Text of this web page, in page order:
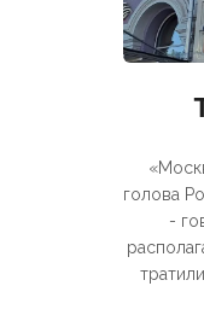
голова
-